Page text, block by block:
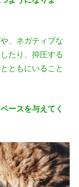
、ネガティブな
たり、抑圧する
ともにいること
ースを与えてく